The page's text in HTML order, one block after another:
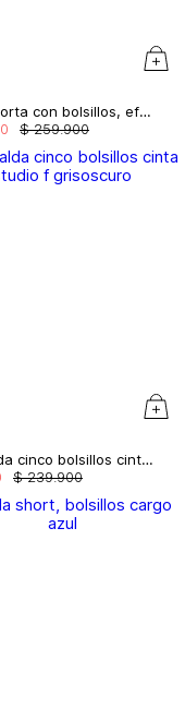
Falda corta con bolsillos, efecto cuero
$ 259.900
Minifalda cinco bolsillos cinta studio f
$ 239.900